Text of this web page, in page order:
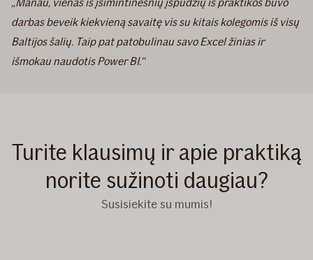
darbas beveik kiekvieną savaitę vis su kitais kolegomis iš visų
Baltijos šalių. Taip pat patobulinau savo Excel žinias ir
išmokau naudotis Power BI.“
Turite klausimų ir apie praktiką
norite sužinoti daugiau?
Susisiekite su mumis!